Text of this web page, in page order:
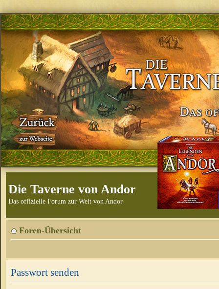
Die Taverne von Andor
Das offizielle Forum zur Welt von Andor
Foren-Übersicht
Passwort senden